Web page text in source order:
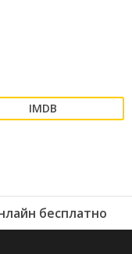
бесплатно